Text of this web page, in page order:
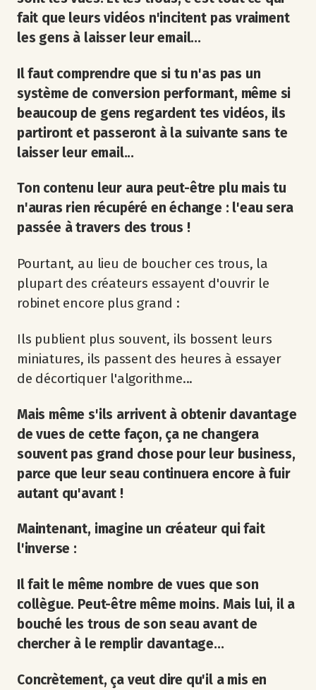
fait que leurs vidéos n'incitent pas vraiment
les gens à laisser leur email...
Il faut comprendre que si tu n'as pas un
système de conversion performant, même si
beaucoup de gens regardent tes vidéos, ils
partiront et passeront à la suivante sans te
laisser leur email...
Ton contenu leur aura peut-être plu mais tu
n'auras rien récupéré en échange : l'eau sera
passée à travers des trous !
Pourtant, au lieu de boucher ces trous, la
plupart des créateurs essayent d'ouvrir le
robinet encore plus grand :
Ils publient plus souvent, ils bossent leurs
miniatures, ils passent des heures à essayer
de décortiquer l'algorithme...
Mais même s'ils arrivent à obtenir davantage
de vues de cette façon, ça ne changera
souvent pas grand chose pour leur business,
parce que leur seau continuera encore à fuir
autant qu'avant !
Maintenant, imagine un créateur qui fait
l'inverse :
Il fait le même nombre de vues que son
collègue. Peut-être même moins. Mais lui, il a
bouché les trous de son seau avant de
chercher à le remplir davantage...
Concrètement, ça veut dire qu'il a mis en